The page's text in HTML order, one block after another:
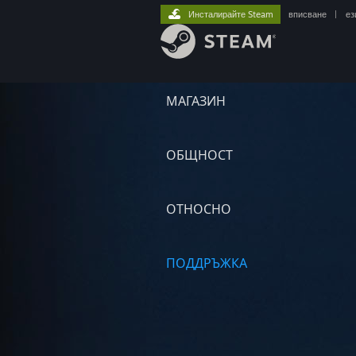
МАГАЗИН
ОБЩНОСТ
ОТНОСНО
ПОДДРЪЖКА
Инсталирайте Steam вписване